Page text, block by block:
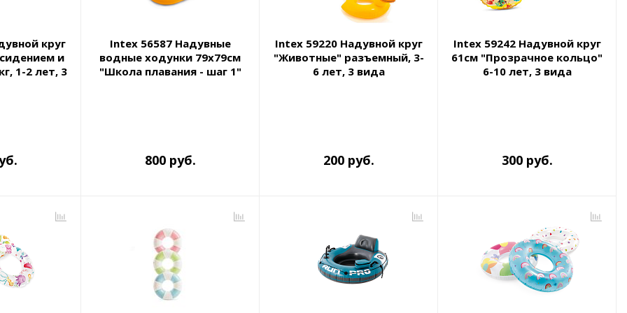
круг
и
1-2 лет, 3
Intex 56587 Надувные
водные ходунки 79х79см
"Школа плавания - шаг 1"
800 руб.
Intex 59220 Надувной круг
"Животные" разъемный, 3-
6 лет, 3 вида
200 руб.
Intex 59242 Надувной круг
61см "Прозрачное кольцо"
6-10 лет, 3 вида
300 руб.